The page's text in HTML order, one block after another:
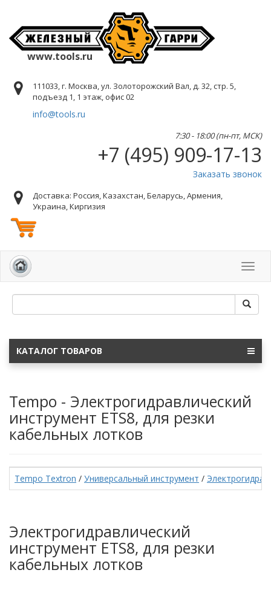
www.tools.ru
111033, г. Москва, ул. Золоторожский Вал, д. 32, стр. 5,
подъезд 1, 1 этаж, офис 02
info@tools.ru
7:30 - 18:00 (пн-пт, МСК)
+7 (495) 909-17-13
Заказать звонок
Доставка: Россия, Казахстан, Беларусь, Армения,
Украина, Киргизия
КАТАЛОГ ТОВАРОВ
Tempo - Электрогидравлический
инструмент ETS8, для резки
кабельных лотков
Tempo Textron / Универсальный инструмент /
Электрогидравлический
инструмент ETS8, для резки
кабельных лотков